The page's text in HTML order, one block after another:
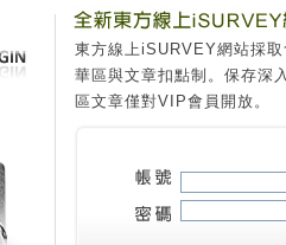
東方線上iSURVEY網站採
華區與文章扣點制。保存深
區文章僅對VIP會員開放。